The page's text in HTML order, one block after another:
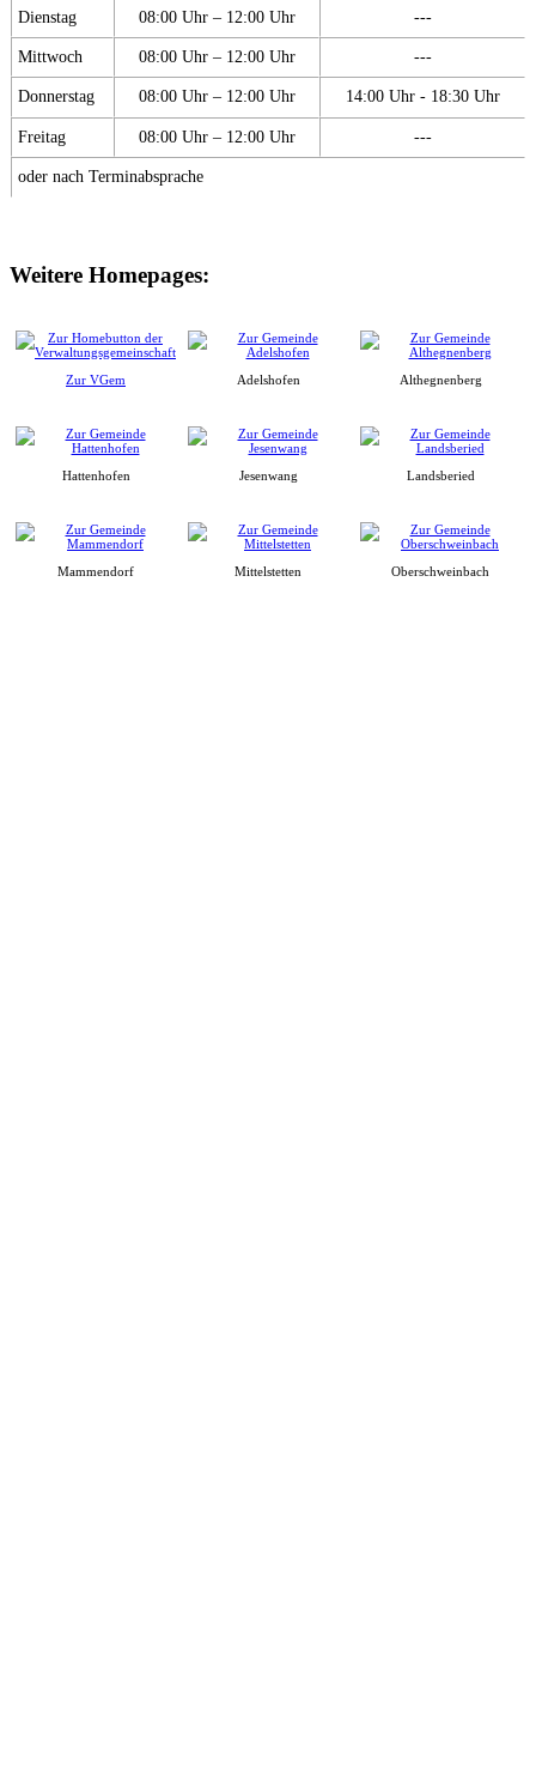
Dienstag 08:00 Uhr – 12:00 Uhr ---
Mittwoch 08:00 Uhr – 12:00 Uhr ---
Donnerstag 08:00 Uhr – 12:00 Uhr 14:00 Uhr - 18:30 Uhr
Freitag 08:00 Uhr – 12:00 Uhr ---
oder nach Terminabsprache
Weitere Homepages:
Zur VGem Adelshofen Althegnenberg
Hattenhofen Jesenwang Landsberied
Mammendorf Mittelstetten Oberschweinbach